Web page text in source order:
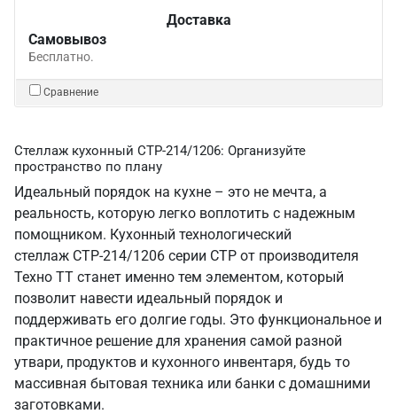
Доставка
Самовывоз
Бесплатно.
Сравнение
Стеллаж кухонный СТР-214/1206: Организуйте
пространство по плану
Идеальный порядок на кухне – это не мечта, а
реальность, которую легко воплотить с надежным
помощником. Кухонный технологический
стеллаж СТР-214/1206 серии СТР от производителя
Техно ТТ станет именно тем элементом, который
позволит навести идеальный порядок и
поддерживать его долгие годы. Это функциональное и
практичное решение для хранения самой разной
утвари, продуктов и кухонного инвентаря, будь то
массивная бытовая техника или банки с домашними
заготовками.